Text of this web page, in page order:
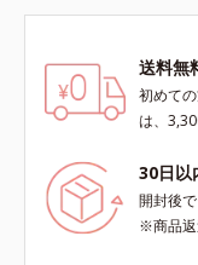
送料無
初めて
は、
30日以
開封後
※商品返